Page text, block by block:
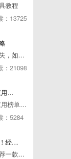
教程
：13725
软件升级后导致会员丢失，如何快速兑换会员详细攻略
：21098
2022年Win10/11最佳应用榜单出炉！ 你都用过几个？
2022年Win10/11最佳应用榜单出炉！ 你都用过几个？
：5284
成年人最爱的看片神器！经久耐用-白嫖全网资源
鸭梨就来给小伙伴们推荐一款经久耐用的良心播放器，资源齐全无广告，可以放心使用~